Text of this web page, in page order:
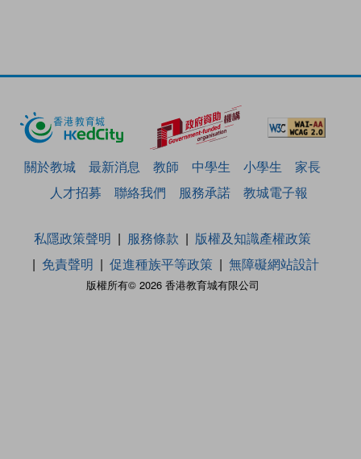
關於教城 最新消息 教師 中學生 小學生
家長
人才招募
聯絡我們 服務承諾 教城電子報
版權所有© 2026 香港教育城有限公司
私隱政策聲明 服務條款
版權及知識產權政策
免責聲明
促進種族平等政策 無障礙網站設計